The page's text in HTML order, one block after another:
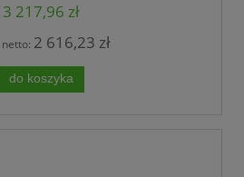
3 217,96 zł
2 616,23 zł
do koszyka